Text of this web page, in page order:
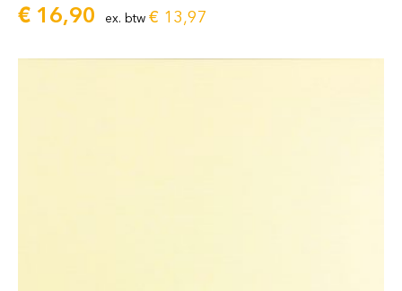
€ 16,90 ex. btw € 13,97